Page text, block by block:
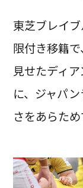
東芝ブレイ
限付き移籍
見せたディ
に、ジャパ
さをあらため